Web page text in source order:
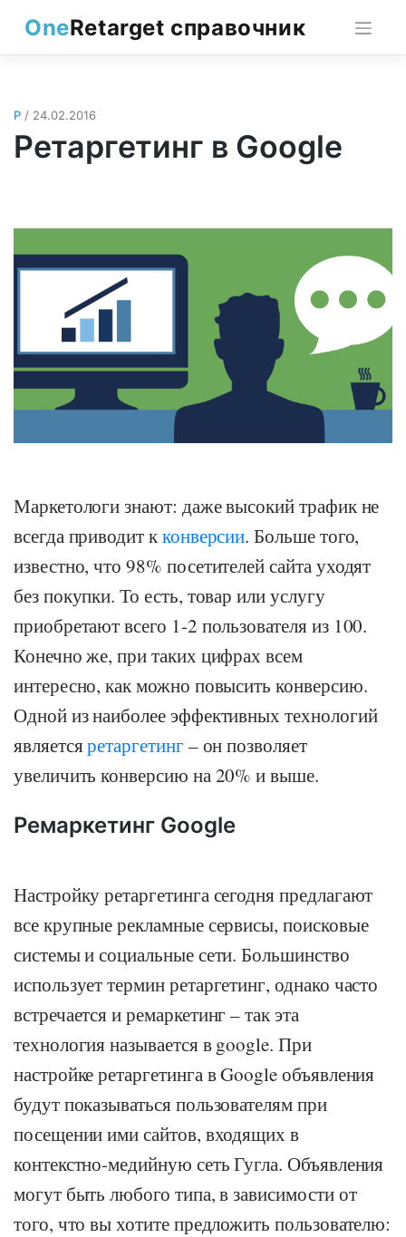
contentOneRetarget справочник
Р / 24.02.2016
Ретаргетинг в Google
Маркетологи знают: даже высокий трафик не
всегда приводит кконверсии. Больше того,
известно, что 98% посетителей сайта уходят
без покупки. То есть, товар или услугу
приобретают всего 1-2 пользователя из 100.
Конечно же, при таких цифрах всем
интересно, как можно повысить конверсию.
Одной из наиболее эффективных технологий
являетсяретаргетинг – он позволяет
увеличить конверсию на 20% и выше.
Ремаркетинг Google
Настройку ретаргетинга сегодня предлагают
все крупные рекламные сервисы, поисковые
системы и социальные сети. Большинство
использует термин ретаргетинг, однако часто
встречается и ремаркетинг – так эта
технология называется в google. При
настройке ретаргетинга в Google объявления
будут показываться пользователям при
посещении ими сайтов, входящих в
контекстно-медийную сеть Гугла. Объявления
могут быть любого типа, в зависимости от
того, что вы хотите предложить пользователю: